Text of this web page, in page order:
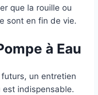
que la rouille ou
sont en fin de vie.
à Eau
un entretien
est indispensable.